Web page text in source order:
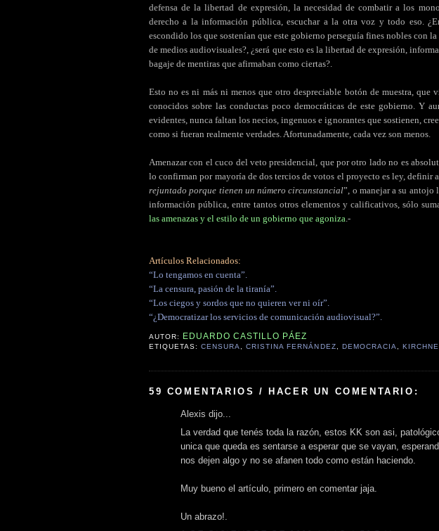
defensa de la libertad de expresión, la necesidad de combatir a los
derecho a la información pública, escuchar a la otra voz y todo eso.
escondido los que sostenían que este gobierno perseguía fines nobles con
de medios audiovisuales?, ¿será que esto es la libertad de expresión,
bagaje de mentiras que afirmaban como ciertas?.
Esto no es ni más ni menos que otro despreciable botón de muestra, que
conocidos sobre las conductas poco democráticas de este gobierno. Y
evidentes, nunca faltan los necios, ingenuos e ignorantes que sostienen,
como si fueran realmente verdades. Afortunadamente, cada vez son menos.
Amenazar con el cuco del veto presidencial, que por otro lado no es
lo confirman por mayoría de dos tercios de votos el proyecto es ley, definir
rejuntado porque tienen un número circunstancial”, o manejar a su antojo
información pública, entre tantos otros elementos y calificativos, sólo
las amenazas y el estilo de un gobierno que agoniza.-
Artículos Relacionados:
“Lo tengamos en cuenta”.
“La censura, pasión de la tiranía”.
“Los ciegos y sordos que no quieren ver ni oír”.
“¿Democratizar los servicios de comunicación audiovisual?”.
AUTOR: EDUARDO CASTILLO PÁEZ
ETIQUETAS:CENSURA ,CRISTINA FERNÁNDEZ DEMOCRACIA
59 COMENTARIOS / HACER UN COMENTARIO:
Alexis dijo...
La verdad que tenés toda la razón, estos KK son asi,
unica que queda es sentarse a esperar que se vayan,
nos dejen algo y no se afanen todo como están haciendo.
Muy bueno el artículo, primero en comentar jaja.
Un abrazo!.